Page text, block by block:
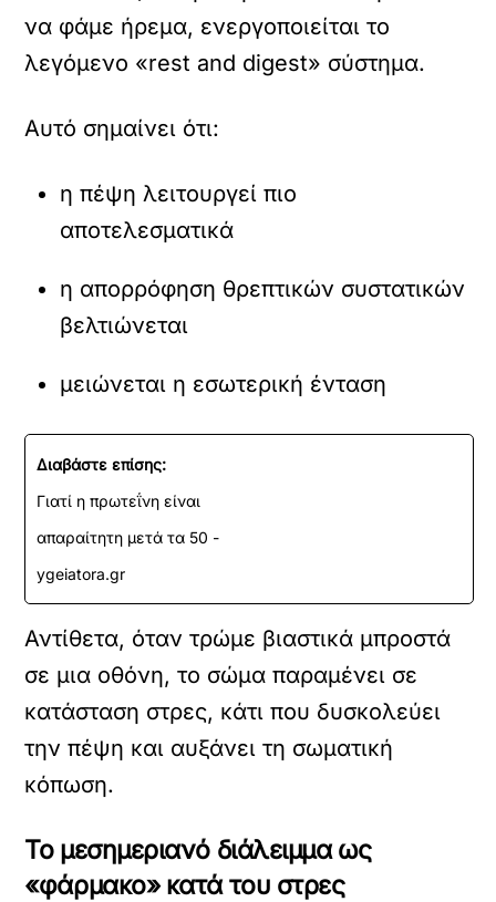
να φάμε ήρεμα, ενεργοποιείται το
λεγόμενο «rest and digest» σύστημα.
Αυτό σημαίνει ότι:
η πέψη λειτουργεί πιο
αποτελεσματικά
η απορρόφηση θρεπτικών συστατικών
βελτιώνεται
μειώνεται η εσωτερική ένταση
Διαβάστε επίσης:
Γιατί η πρωτεΐνη είναι
απαραίτητη μετά τα 50 -
ygeiatora.gr
Αντίθετα, όταν τρώμε βιαστικά μπροστά
σε μια οθόνη, το σώμα παραμένει σε
κατάσταση στρες, κάτι που δυσκολεύει
την πέψη και αυξάνει τη σωματική
κόπωση.
Το μεσημεριανό διάλειμμα ως
«φάρμακο» κατά του στρες